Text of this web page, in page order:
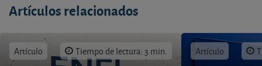
Artículos relacionados
Artículo Tiempo de lectura: 3 min. Artículo